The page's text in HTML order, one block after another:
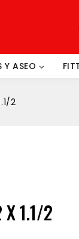
Y ASEO
2
X 1.1/2